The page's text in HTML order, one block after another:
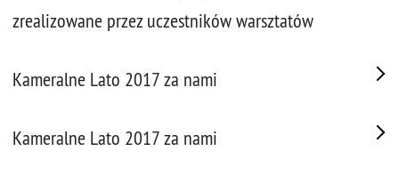
zrealizowane przez uczestników warsztatów
Kameralne Lato 2017 za nami
Kameralne Lato 2017 za nami